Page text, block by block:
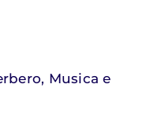
Musica e